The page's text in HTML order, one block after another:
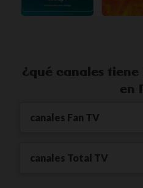
¿qué canales tiene
en
canales Fan TV
canales Total TV